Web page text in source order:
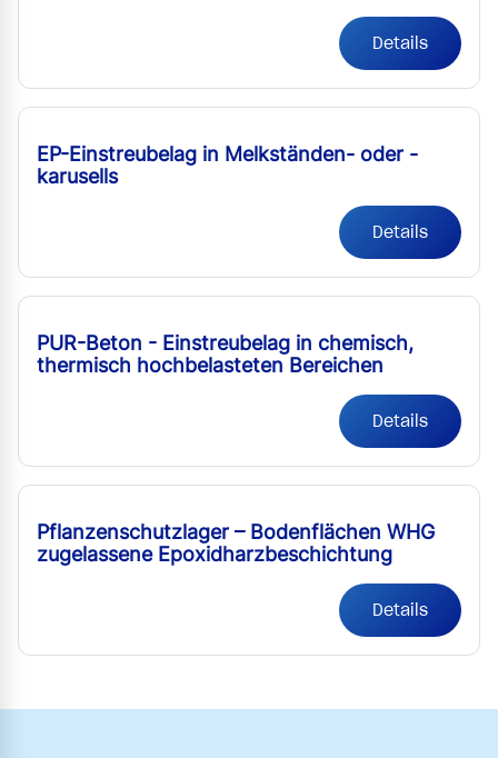
Details
EP-Einstreubelag in Melkständen- oder -
karusells
Details
PUR-Beton - Einstreubelag in chemisch,
thermisch hochbelasteten Bereichen
Details
Pflanzenschutzlager – Bodenflächen WHG
zugelassene Epoxidharzbeschichtung
Details